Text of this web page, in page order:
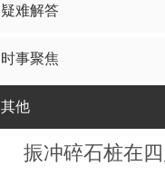
疑难解答
时事聚焦
其他
振冲碎石桩在